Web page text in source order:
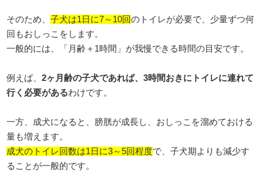
そのため、子犬は1日に7～10回のトイレが必要で、少量ずつ何
回もおしっこをします。
一般的には、「月齢＋1時間」が我慢できる時間の目安です。
例えば、2ヶ月齢の子犬であれば、3時間おきにトイレに連れて
行く必要があるわけです。
一方、成犬になると、膀胱が成長し、おしっこを溜めておける
量も増えます。
成犬のトイレ回数は1日に3～5回程度で、子犬期よりも減少す
ることが一般的です。